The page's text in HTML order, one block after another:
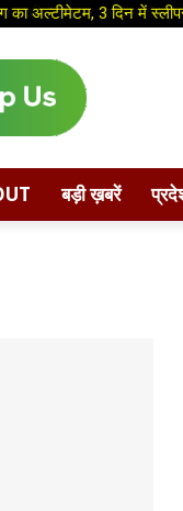
का अल्टीमेटम, 3 दिन में
की नई पहल: ग्लोबल हॉपर
बड़ी ख़बरें